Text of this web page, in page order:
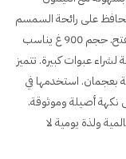
على رائحة السمسم
المحمّص وتحمي المنتج من الرطوبة والأكسدة، ما يطيل مدة الاستمتاع بالنكهة بعد الفتح. حجم 900 غ يناسب
عبوات كبيرة. تتميز
بعجمان. استخدمها في
أصيلة وموثوقة.
عالمية ولذة يومية لا